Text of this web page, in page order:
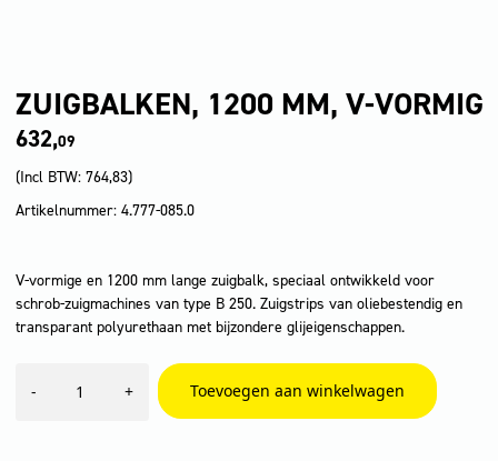
ZUIGBALKEN, 1200 MM, V-VORMIG
632,09
(Incl BTW: 764,83)
Artikelnummer: 4.777-085.0
V-vormige en 1200 mm lange zuigbalk, speciaal ontwikkeld voor
schrob-zuigmachines van type B 250. Zuigstrips van oliebestendig en
transparant polyurethaan met bijzondere glijeigenschappen.
-
1200
+ Toevoegen aan winkelwagen